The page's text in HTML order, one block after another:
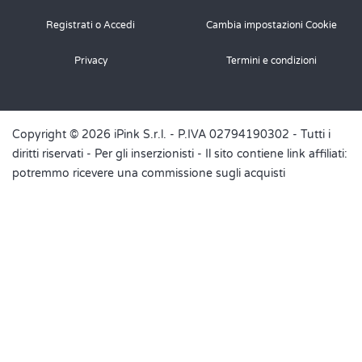
Registrati o Accedi Cambia impostazioni Cookie
Privacy Termini e condizioni
Copyright © 2026 iPink S.r.l. - P.IVA 02794190302 - Tutti i
diritti riservati - Per gli inserzionisti - Il sito contiene link affiliati:
potremmo ricevere una commissione sugli acquisti